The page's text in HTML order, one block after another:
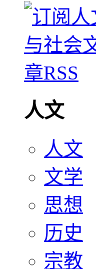
人文
人文
文学
思想
历史
宗教